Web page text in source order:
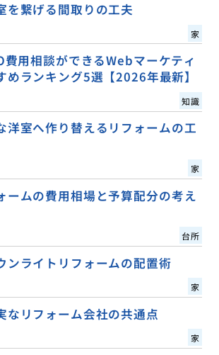
を繋げる間取りの工夫
家
用相談ができるWebマーケティ
めランキング5選【2026年最新】
知識
洋室へ作り替えるリフォームの工
家
ームの費用相場と予算配分の考え
台所
ンライトリフォームの配置術
家
なリフォーム会社の共通点
家